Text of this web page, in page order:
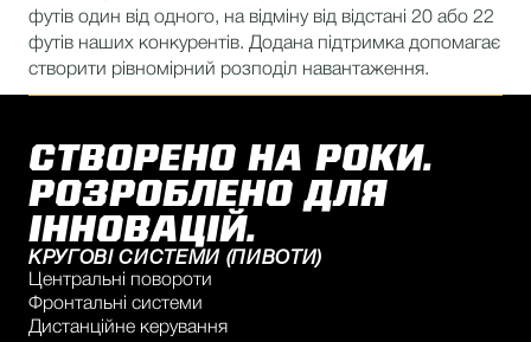
футів один від одного, на відміну від відстані 20 або 22
футів наших конкурентів. Додана підтримка допомагає
створити рівномірний розподіл навантаження.
СТВОРЕНО НА РОКИ.
РОЗРОБЛЕНО ДЛЯ
ІННОВАЦІЙ.
КРУГОВІ СИСТЕМИ (ПИВОТИ)
Центральні повороти
Фронтальні системи
Дистанційне керування